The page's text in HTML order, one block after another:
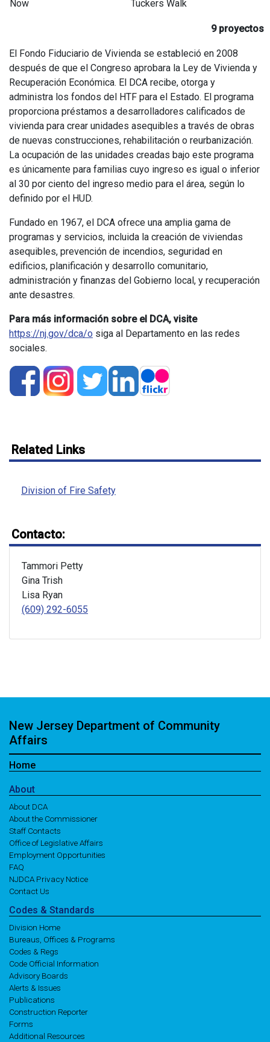
Now Tuckers Walk
9 proyectos
El Fondo Fiduciario de Vivienda se estableció en 2008
después de que el Congreso aprobara la Ley de Vivienda y
Recuperación Económica. El DCA recibe, otorga y
administra los fondos del HTF para el Estado. El programa
proporciona préstamos a desarrolladores calificados de
vivienda para crear unidades asequibles a través de obras
de nuevas construcciones, rehabilitación o reurbanización.
La ocupación de las unidades creadas bajo este programa
es únicamente para familias cuyo ingreso es igual o inferior
al 30 por ciento del ingreso medio para el área, según lo
definido por el HUD.
Fundado en 1967, el DCA ofrece una amplia gama de
programas y servicios, incluida la creación de viviendas
asequibles, prevención de incendios, seguridad en
edificios, planificación y desarrollo comunitario,
administración y finanzas del Gobierno local, y recuperación
ante desastres.
Para más información sobre el DCA, visite
https://nj.gov/dca/o siga al Departamento en las redes
sociales.
Related Links
Division of Fire Safety
Contacto:
Tammori Petty
Gina Trish
Lisa Ryan
(609) 292-6055
New Jersey Department of Community
Affairs
Home
About
About DCA
About the Commissioner
Staff Contacts
Office of Legislative Affairs
Employment Opportunities
FAQ
NJDCA Privacy Notice
Contact Us
Codes & Standards
Division Home
Bureaus, Offices & Programs
Codes & Regs
Code Official Information
Advisory Boards
Alerts & Issues
Publications
Construction Reporter
Forms
Additional Resources